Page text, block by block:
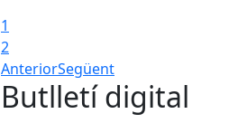
1
2
AnteriorSegüent
Butlletí digital